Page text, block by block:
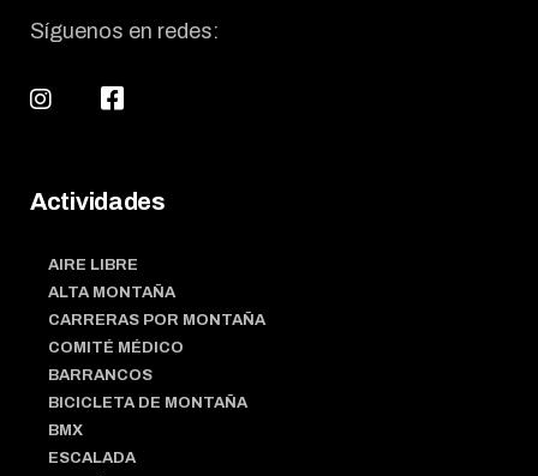
Síguenos en redes:
Actividades
AIRE LIBRE
ALTA MONTAÑA
CARRERAS POR MONTAÑA
COMITÉ MÉDICO
BARRANCOS
BICICLETA DE MONTAÑA
BMX
ESCALADA